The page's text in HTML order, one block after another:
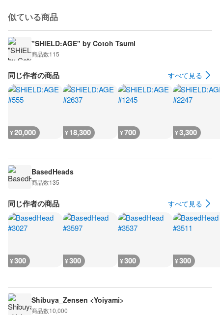
似ている商品
"SHiELD:AGE" by Cotoh Tsumi
商品数115
同じ作者の商品 すべて見る
¥20,000 ¥18,300 ¥700 ¥3,300
BasedHeads
商品数135
同じ作者の商品 すべて見る
¥300 ¥300 ¥300 ¥300
Shibuya_Zensen <Yoiyami>
商品数10,000